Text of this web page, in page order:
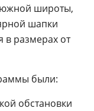
южной широты,
шапки
в размерах от
были:
обстановки